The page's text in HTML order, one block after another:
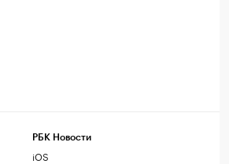
РБК Новости
iOS